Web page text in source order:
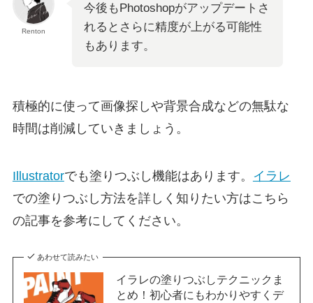
Renton
今後もPhotoshopがアップデートさ
れるとさらに精度が上がる可能性
もあります。
積極的に使って画像探しや背景合成などの無駄な
時間は削減していきましょう。
Illustratorでも塗りつぶし機能はあります。
イラレ
での塗りつぶし方法を詳しく知りたい方はこちら
の記事を参考にしてください。
あわせて読みたい
イラレの塗りつぶしテクニックま
とめ！初心者にもわかりやすくデ